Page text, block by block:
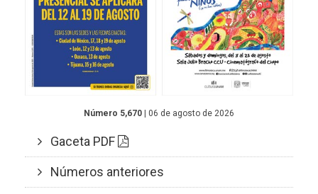
Número 5,670 | 06 de agosto de 2026
Gaceta PDF
Números anteriores